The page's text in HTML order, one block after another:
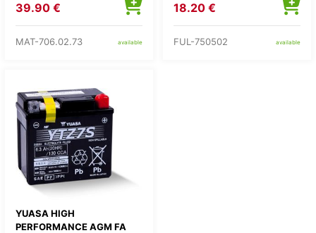
39.90 €
MAT-706.02.73 available
18.20 €
FUL-750502 available
YUASA HIGH
PERFORMANCE AGM FA